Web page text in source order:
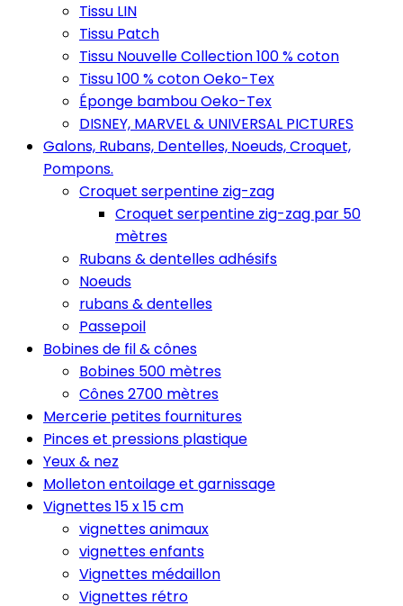
Tissu LIN
Tissu Patch
Tissu Nouvelle Collection 100 % coton
Tissu 100 % coton Oeko-Tex
Éponge bambou Oeko-Tex
DISNEY, MARVEL & UNIVERSAL PICTURES
Galons, Rubans, Dentelles, Noeuds, Croquet,
Pompons.
Croquet serpentine zig-zag
Croquet serpentine zig-zag par 50
mètres
Rubans & dentelles adhésifs
Noeuds
rubans & dentelles
Passepoil
Bobines de fil & cônes
Bobines 500 mètres
Cônes 2700 mètres
Mercerie petites fournitures
Pinces et pressions plastique
Yeux & nez
Molleton entoilage et garnissage
Vignettes 15 x 15 cm
vignettes animaux
vignettes enfants
Vignettes médaillon
Vignettes rétro